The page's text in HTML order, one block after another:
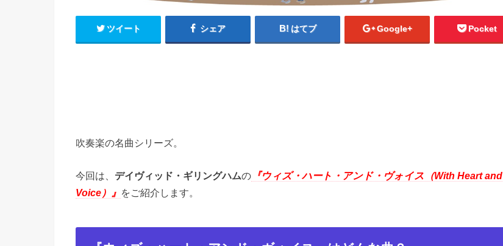
ツイート シェア はてブ Google+ Pocket
吹奏楽の名曲シリーズ。
今回は、 デイヴィッド・ギリングハムの 『ウィズ・ハート・アンド・ヴォイス（With Heart and
Voice）』 をご紹介します。